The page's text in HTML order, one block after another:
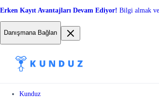
Erken Kayıt Avantajları Devam Ediyor! Bilgi almak
Danışmana Bağlan
Kunduz